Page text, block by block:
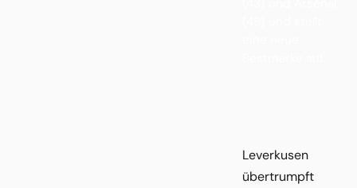
Leverkusen
übertrumpft